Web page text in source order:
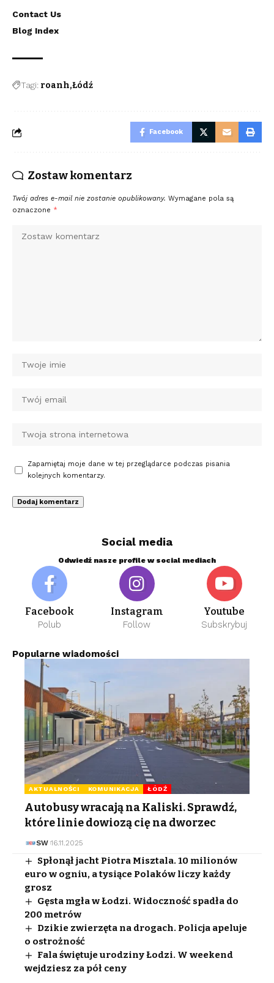
Contact Us
Blog Index
Tagi: roanh Łódź
Facebook
Zostaw komentarz
Twój adres e-mail nie zostanie opublikowany. Wymagane pola są
oznaczone *
Zapamiętaj moje dane w tej przeglądarce podczas pisania
kolejnych komentarzy.
Social media
Odwiedź nasze profile w social mediach
Facebook
Polub
Instagram
Follow
Youtube
Subskrybuj
Popularne wiadomości
AKTUALNOŚCI KOMUNIKACJA ŁÓDŹ
Autobusy wracają na Kaliski. Sprawdź,
które linie dowiozą cię na dworzec
SW 16.11.2025
Spłonął jacht Piotra Misztala. 10 milionów
euro w ogniu, a tysiące Polaków liczy każdy
grosz
Gęsta mgła w Łodzi. Widoczność spadła do
200 metrów
Dzikie zwierzęta na drogach. Policja apeluje
o ostrożność
Fala świętuje urodziny Łodzi. W weekend
wejdziesz za pół ceny